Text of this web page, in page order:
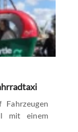
mit einem